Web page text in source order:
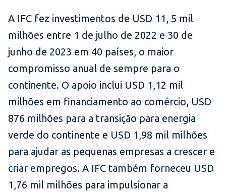
A IFC fez investimentos de USD 11, 5 mil
milhões entre 1 de julho de 2022 e 30 de
junho de 2023 em 40 países, o maior
compromisso anual de sempre para o
continente. O apoio inclui USD 1,12 mil
milhões em financiamento ao comércio, USD
876 milhões para a transição para energia
verde do continente e USD 1,98 mil milhões
para ajudar as pequenas empresas a crescer e
criar empregos. A IFC também forneceu USD
1,76 mil milhões para impulsionar a